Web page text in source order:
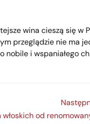
wina cieszą się w
przeglądzie nie ma
nobile i wspaniałego
od